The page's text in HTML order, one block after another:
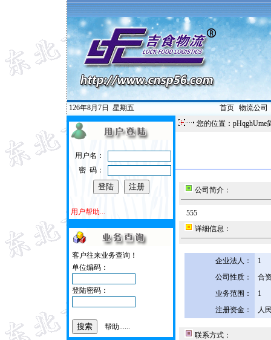
126年8月7日 星期五 首页| 物流公司
用户名：
密 码：
用户帮助...
客户往来业务查询！
单位编码：
登陆密码：
帮助......
您的位置：pHqghUme
公司简介：
555
详细信息：
企业法人：
1
公司性质：
合
业务范围：
1
注册资金：
人
联系方式：